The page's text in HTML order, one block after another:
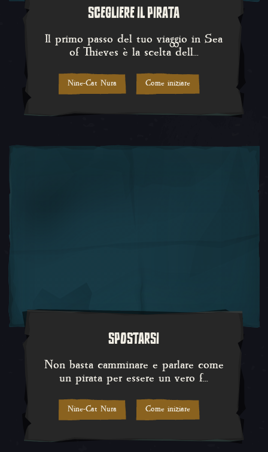
SCEGLIERE IL PIRATA
Il primo passo del tuo viaggio in Sea
of Thieves è la scelta dell...
Il primo passo del tuo viaggio
Nine-Cat Nura Come iniziare
SPOSTARSI
Non basta camminare e parlare come
un pirata per essere un vero f...
Non basta camminare e
Nine-Cat Nura Come iniziare